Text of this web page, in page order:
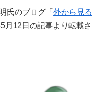
氏のブログ「 外から見る
5月12日の記事より転載さ